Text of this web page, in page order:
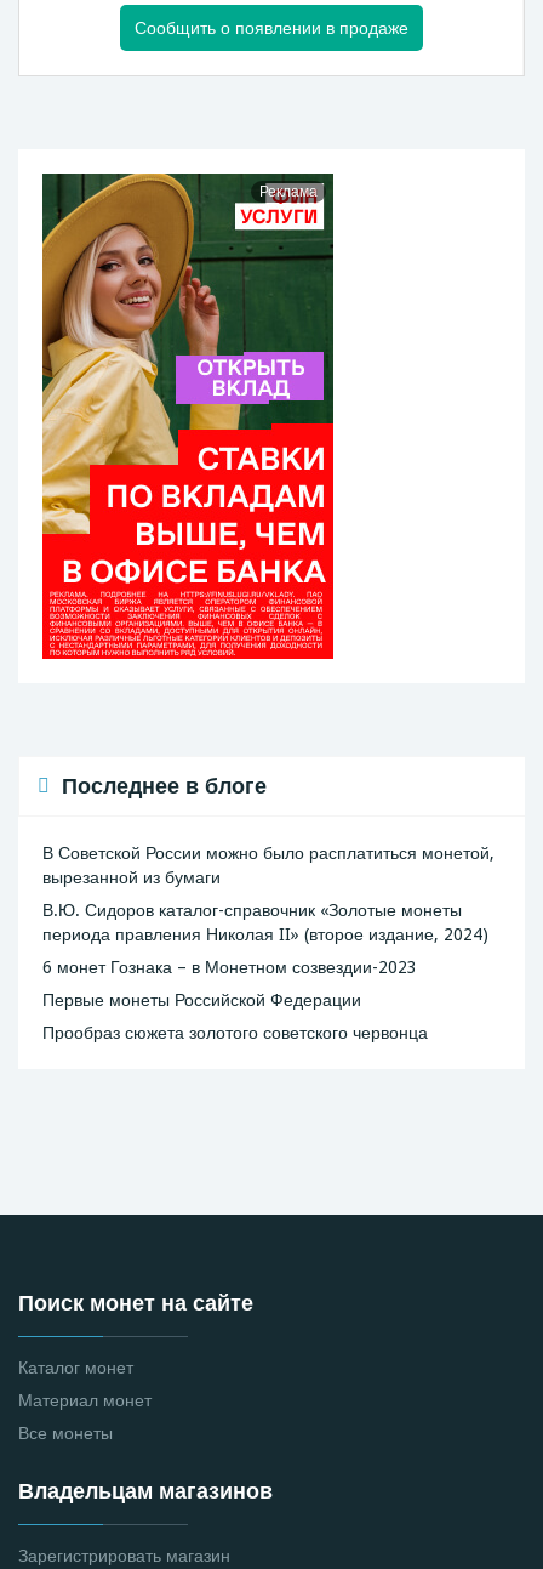
Сообщить о появлении в продаже
Реклама
Последнее в блоге
В Советской России можно было расплатиться монетой,
вырезанной из бумаги
В.Ю. Сидоров каталог-справочник «Золотые монеты
периода правления Николая II» (второе издание, 2024)
6 монет Гознака – в Монетном созвездии-2023
Первые монеты Российской Федерации
Прообраз сюжета золотого советского червонца
Поиск монет на сайте
Каталог монет
Материал монет
Все монеты
Владельцам магазинов
Зарегистрировать магазин